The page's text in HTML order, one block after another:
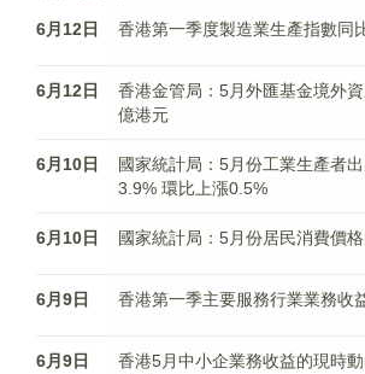
6月12日 香港第一季度製造業生產指數同
6月12日
香港金管局：5月外匯基金境外
億港元
6月10日
國家統計局：5月份工業生產者
3.9% 環比上漲0.5%
6月10日 國家統計局：5月份居民消費價
6月9日 香港第一季主要服務行業業務收
6月9日
香港5月中小企業務收益的現時